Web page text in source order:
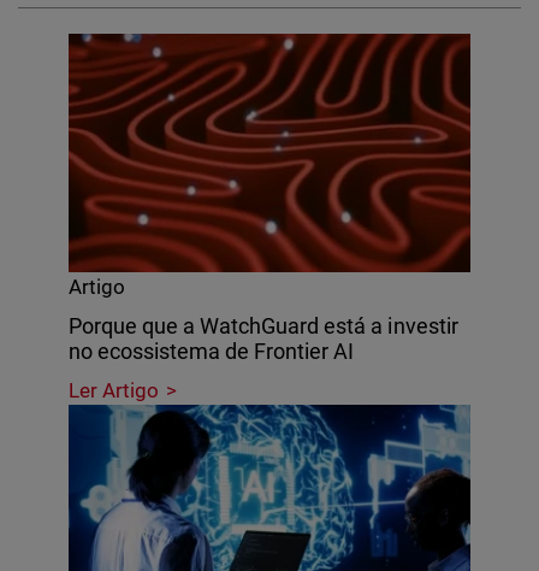
Artigo
Porque que a WatchGuard está a investir
no ecossistema de Frontier AI
Ler Artigo